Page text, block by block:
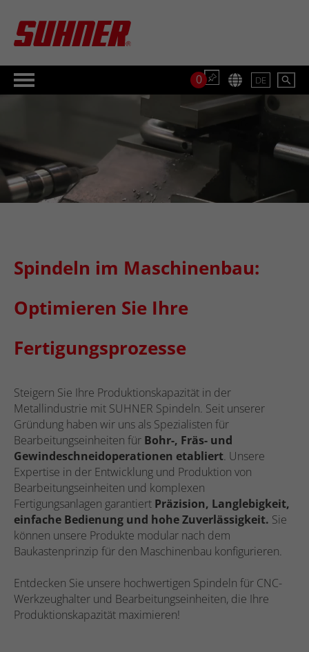
DE
0
Spindeln im Maschinenbau:
Optimieren Sie Ihre
Fertigungsprozesse
Steigern Sie Ihre Produktionskapazität in der
Metallindustrie mit SUHNER Spindeln. Seit unserer
Gründung haben wir uns als Spezialisten für
Bearbeitungseinheiten für Bohr-, Fräs- und
Gewindeschneidoperationen etabliert. Unsere
Expertise in der Entwicklung und Produktion von
Bearbeitungseinheiten und komplexen
Fertigungsanlagen garantiert Präzision, Langlebigkeit,
einfache Bedienung und hohe Zuverlässigkeit. Sie
können unsere Produkte modular nach dem
Baukastenprinzip für den Maschinenbau konfigurieren.
Entdecken Sie unsere hochwertigen Spindeln für CNC-
Werkzeughalter und Bearbeitungseinheiten, die Ihre
Produktionskapazität maximieren!